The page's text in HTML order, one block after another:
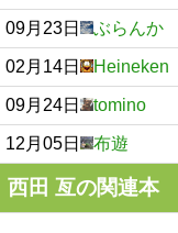
09月23日 ぶらんか
02月14日 Heineken
09月24日 tomino
12月05日 布遊
西田 亙の関連本